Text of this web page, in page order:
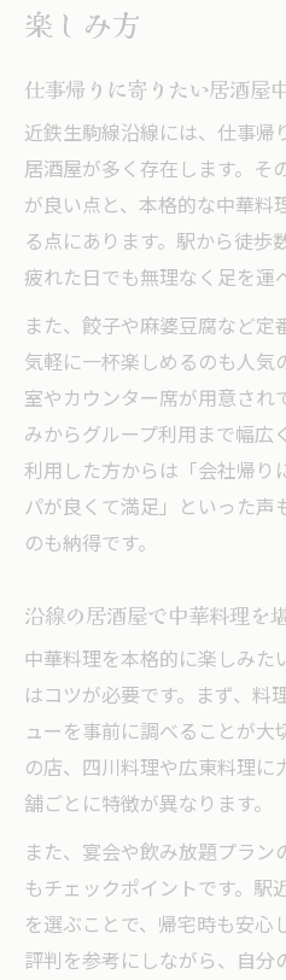
居酒屋で本格中華を
口コミで人気の本格
居酒屋中華で満た
沿線中華居酒屋で
アクセス重視なら近鉄
適
アクセス抜群な中
近鉄生駒線沿線の
移動が楽な居酒屋
駅から近い居酒屋中
中華居酒屋で過ごす仕
仕事帰りにぴったり
中華料理豊富な居酒
仕事終わりにおす
気軽に立ち寄れる
気軽に立ち寄れる沿線
カジュアルに楽しめ
一人飲みに最適な
沿線で見つける気
居酒屋中華を気軽
友人と立ち寄れる
楽しみ方
仕事帰りに寄りたい居酒屋
近鉄生駒線沿線には、仕事
居酒屋が多く存在します。そ
が良い点と、本格的な中華料
る点にあります。駅から徒歩
疲れた日でも無理なく足を運
また、餃子や麻婆豆腐など定
気軽に一杯楽しめるのも人気
室やカウンター席が用意さ
みからグループ利用まで幅広
利用した方からは「会社帰り
パが良くて満足」といった声
のも納得です。
沿線の居酒屋で中華料理を
中華料理を本格的に楽しみ
はコツが必要です。まず、料
ューを事前に調べることが
の店、四川料理や広東料理
舗ごとに特徴が異なります。
また、宴会や飲み放題プラ
もチェックポイントです。駅
を選ぶことで、帰宅時も安心
評判を参考にしながら、自分